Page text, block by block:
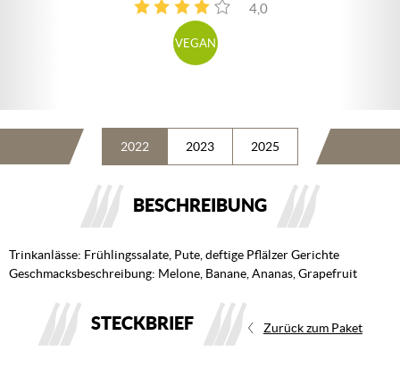
4,0
4
VEGAN
2022 2023 2025
BESCHREIBUNG
Trinkanlässe: Frühlingssalate, Pute, deftige Pflälzer Gerichte
Geschmacksbeschreibung: Melone, Banane, Ananas, Grapefruit
STECKBRIEF Zurück zum Paket